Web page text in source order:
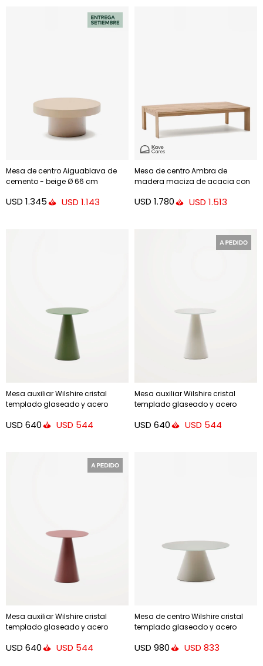
Mesa de centro Aiguablava de
cemento - beige Ø 66 cm
USD 1.345 USD 1.143
Mesa de centro Ambra de
madera maciza de acacia con
100%
USD 1.780 USD 1.513
Mesa auxiliar Wilshire cristal
templado glaseado y acero
Ø50cm
USD 640 USD 544
Mesa auxiliar Wilshire cristal
templado glaseado y acero
Ø50cm
USD 640 USD 544
Mesa auxiliar Wilshire cristal
templado glaseado y acero
mate Ø50cm
USD 640 USD 544
Mesa de centro Wilshire cristal
templado glaseado y acero
Ø80cm
USD 980 USD 833